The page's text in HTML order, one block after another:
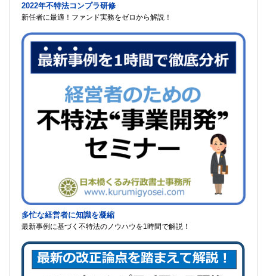
2022年不特法コンプラ研修
新任者に最適！ファンド実務をゼロから解説！
多忙な経営者に知識を凝縮
最新事例に基づく不特法のノウハウを1時間で解説！